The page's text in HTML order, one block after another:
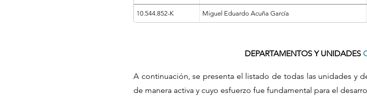
10.544.852-K Miguel Eduardo Acuña García
DEPARTAMENTOS Y UNIDADES
A continuación, se presenta el listado de todas las unidades y
de manera activa y cuyo esfuerzo fue fundamental para el